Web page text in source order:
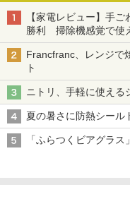
【家電レビュー】手
勝利 掃除機感覚で使
Francfranc、レンジで
ト
ニトリ、手軽に使える
夏の暑さに防熱シー
「ふらつくビアグラ